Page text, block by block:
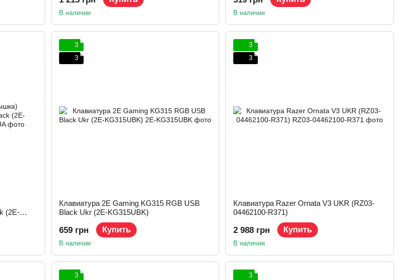
В наличии В наличии
(2E-
3
3
Клавиатура 2E Gaming KG315 RGB USB
Black Ukr (2E-KG315UBK)
659 грн Купить
В наличии
3
3
Клавиатура Razer Ornata V3 UKR (RZ03-
04462100-R371)
2 988 грн Купить
В наличии
3
3